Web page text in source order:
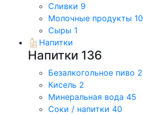
Сливки 9
Молочные продукты 10
Сыры 1
Напитки
Напитки 136
Безалкогольное пиво 2
Кисель 2
Минеральная вода 45
Соки / напитки 40